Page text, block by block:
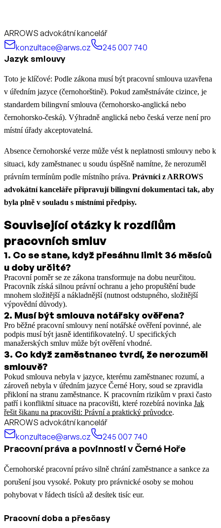
ARROWS advokátní kancelář
konzultace@arws.cz
245 007 740
Jazyk smlouvy
Toto je klíčové: Podle zákona musí být pracovní smlouva uzavřena
v úředním jazyce (černohorštině). Pokud zaměstnáváte cizince, je
standardem bilingvní smlouva (černohorsko-anglická nebo
černohorsko-česká). Výhradně anglická nebo česká verze není pro
místní úřady akceptovatelná.
Absence černohorské verze může vést k neplatnosti smlouvy nebo k
situaci, kdy zaměstnanec u soudu úspěšně namítne, že nerozuměl
právním termínům podle místního práva. Právníci z ARROWS
advokátní kanceláře připravují bilingvní dokumentaci tak, aby
byla plně v souladu s místními předpisy.
Související otázky k rozdílům
pracovních smluv
1. Co se stane, když přesáhnu limit 36 měsíců
u doby určité?
Pracovní poměr se ze zákona transformuje na dobu neurčitou.
Pracovník získá silnou právní ochranu a jeho propuštění bude
mnohem složitější a nákladnější (nutnost odstupného, složitější
výpovědní důvody).
2. Musí být smlouva notářsky ověřena?
Pro běžné pracovní smlouvy není notářské ověření povinné, ale
podpis musí být jasně identifikovatelný. U specifických
manažerských smluv může být ověření vhodné.
3. Co když zaměstnanec tvrdí, že nerozuměl
smlouvě?
Pokud smlouva nebyla v jazyce, kterému zaměstnanec rozumí, a
zároveň nebyla v úředním jazyce Černé Hory, soud se zpravidla
přikloní na stranu zaměstnance. K pracovním rizikům v praxi často
patří i konfliktní situace na pracovišti, které rozebírá novinka Jak
řešit šikanu na pracovišti: Právní a praktický průvodce.
ARROWS advokátní kancelář
konzultace@arws.cz
245 007 740
Pracovní práva a povinnosti v Černé Hoře
Černohorské pracovní právo silně chrání zaměstnance a sankce za
porušení jsou vysoké. Pokuty pro právnické osoby se mohou
pohybovat v řádech tisíců až desítek tisíc eur.
Pracovní doba a přesčasy